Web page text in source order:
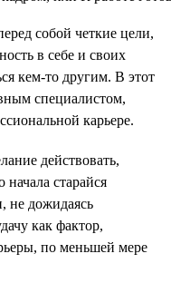
собой четкие цели,
в себе и своих
кем-то другим. В этот
специалистом,
карьере.
действовать,
начала старайся
не дожидаясь
как фактор,
по меньшей мере